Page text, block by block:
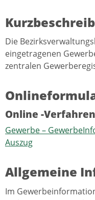
Die
eingetragenen
zentralen
Online -Verfahren
Gewerbe –
Auszug
Allgemeine
Im